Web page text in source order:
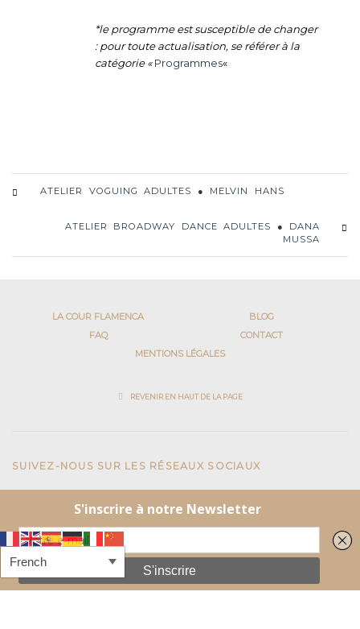
*le programme est susceptible de changer
: pour toute actualisation, se référer à la
catégorie «Programmes«
ATELIER VOGUING ADULTES ● MELVIN HANS
ATELIER BROADWAY DANCE ADULTES ● DANA
MUSSA
LA COUR FLAMENCA
BLOG
FAQ
CONTACT
MENTIONS LÉGALES
REVENIR EN HAUT DE LA PAGE
SUIVEZ-NOUS SUR LES RÉSEAUX SOCIAUX
FacebookInstagram
41 rue du Temple
75004 Paris
Tel:+33 1 42 77 58 19